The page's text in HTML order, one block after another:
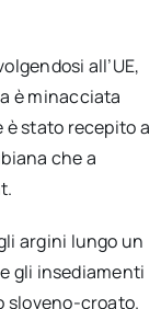
all’UE,
è minacciata
è stato recepito a
che a
argini lungo un
gli insediamenti
sloveno-croato.